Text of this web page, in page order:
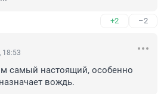
+2 –2
18:53
самый настоящий, особенно
вождь.